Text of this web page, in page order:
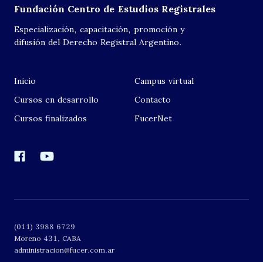
Fundación Centro de Estudios Registrales
Especialización, capacitación, promoción y
difusión del Derecho Registral Argentino.
Inicio
Cursos en desarrollo
Cursos finalizados
Campus virtual
Contacto
FucerNet
FacebookYouTube
(011) 3988 6729
Moreno 431, CABA
administracion@fucer.com.ar